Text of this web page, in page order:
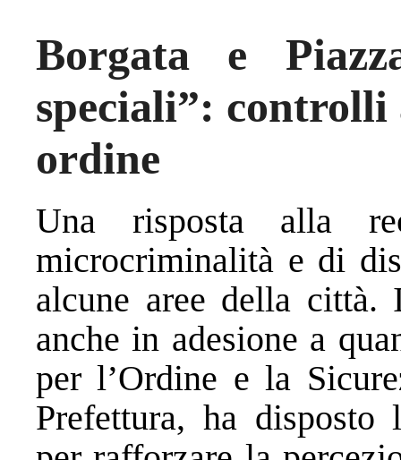
Borgata e
speciali”:
ordine
Una risposta alla
microcriminalità e di
alcune aree della città.
anche in adesione a
per l’Ordine e la
Prefettura, ha disposto